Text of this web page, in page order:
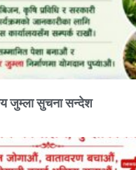
प्राविधि शिक्षालय जुम्लाको सुचना
जुम्ला सुचना सन्देश